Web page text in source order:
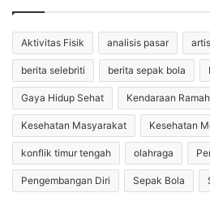
Aktivitas Fisik analisis pasar
berita selebriti berita sepak bola
Gaya Hidup Sehat Kendaraan
Kesehatan Masyarakat Kesehatan
konflik timur tengah olahraga
Pengembangan Diri Sepak Bola